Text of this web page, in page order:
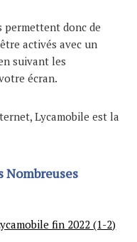
permettent donc de
activés avec un
suivant les
écran.
Lycamobile est la
Nombreuses